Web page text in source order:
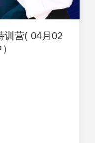
训营( 04月02